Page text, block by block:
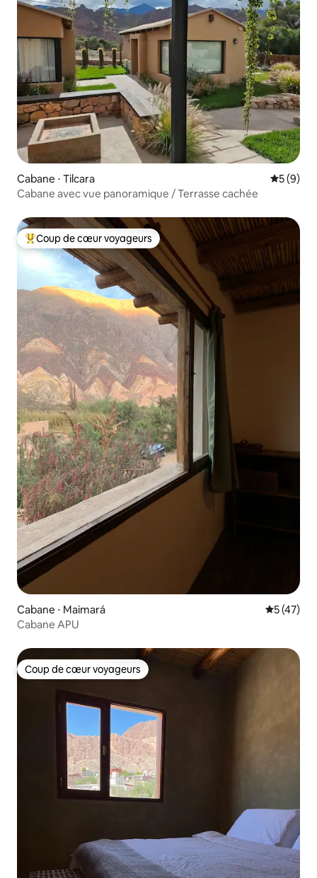
Cabane ⋅ Tilcara
5 (9)
Cabane avec vue panoramique / Terrasse cachée
Coups de cœur voyageurs les plus appréciés
Coup de cœur voyageurs
Cabane ⋅ Maimará
5 (47)
Cabane APU
Coup de cœur voyageurs
Coup de cœur voyageurs